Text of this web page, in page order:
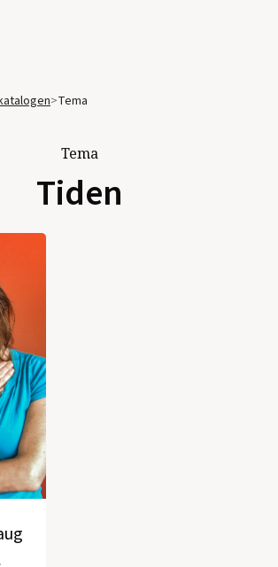
>Tema
Tema
Tiden